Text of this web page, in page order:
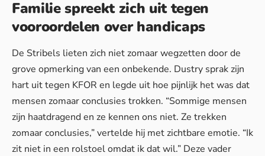
Familie spreekt zich uit tegen
vooroordelen over handicaps
De Stribels lieten zich niet zomaar wegzetten door de
grove opmerking van een onbekende. Dustry sprak zijn
hart uit tegen KFOR en legde uit hoe pijnlijk het was dat
mensen zomaar conclusies trokken. “Sommige mensen
zijn haatdragend en ze kennen ons niet. Ze trekken
zomaar conclusies,” vertelde hij met zichtbare emotie. “Ik
zit niet in een rolstoel omdat ik dat wil.” Deze vader